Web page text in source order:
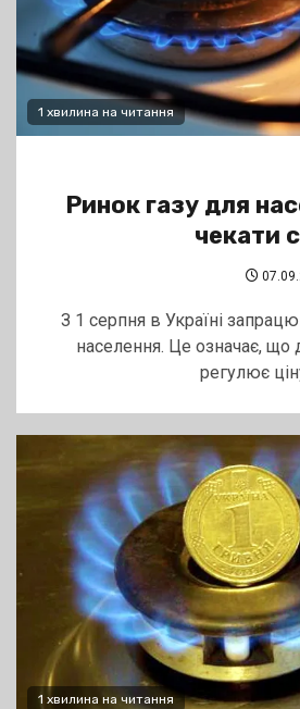
1 хвилина на читання
Ринок газу для
чекати
З 1 серпня в Україні
населення. Це означає,
регулює
1 хвилина на читання